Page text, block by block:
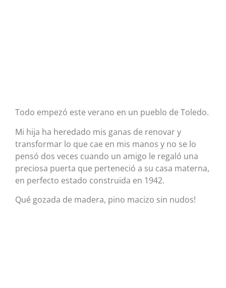
Todo empezó este verano en un pueblo de Toledo.
Mi hija ha heredado mis ganas de renovar y
transformar lo que cae en mis manos y no se lo
pensó dos veces cuando un amigo le regaló una
preciosa puerta que perteneció a su casa materna,
en perfecto estado construida en 1942.
Qué gozada de madera, pino macizo sin nudos!